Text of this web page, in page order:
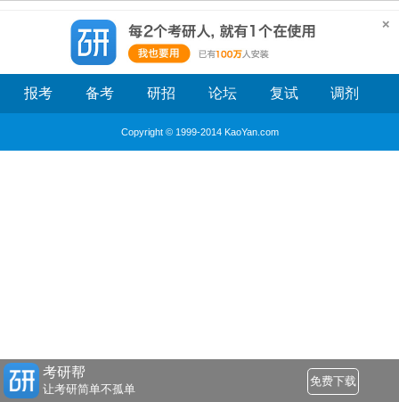
报考 备考 研招 论坛 复试 调剂
Copyright © 1999-2014 KaoYan.com
考研帮
让考研简单不孤单
免费下载